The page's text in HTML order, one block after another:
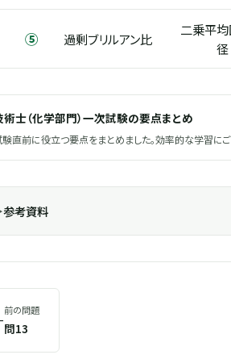
⑤ 過剰ブリルアン比
二乗平
径
術士（化学部門）一次試験の要点まとめ
直前に役立つ要点をまとめました。効率的な学習にご
参考資料
前の問題
問13